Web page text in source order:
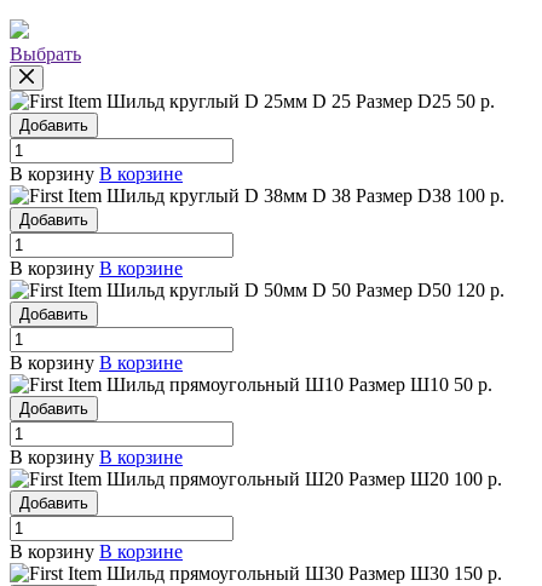
Выбрать
Шильд круглый D 25мм D 25 Размер D25 50 р.
Добавить
В корзину В корзине
Шильд круглый D 38мм D 38 Размер D38 100 р.
Добавить
В корзину В корзине
Шильд круглый D 50мм D 50 Размер D50 120 р.
Добавить
В корзину В корзине
Шильд прямоугольный Ш10 Размер Ш10 50 р.
Добавить
В корзину В корзине
Шильд прямоугольный Ш20 Размер Ш20 100 р.
Добавить
В корзину В корзине
Шильд прямоугольный Ш30 Размер Ш30 150 р.